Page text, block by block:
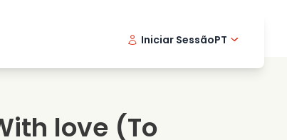
romanticas
Casamento
Iniciar SessãoPT
love (To